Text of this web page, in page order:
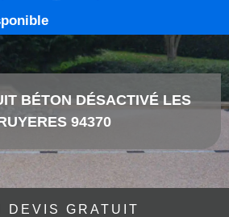
BÉTON DÉSACTIVÉ LES
94370
DEVIS GRATUIT